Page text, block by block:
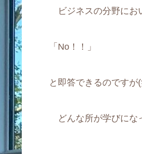
ビジネスの分野にお
「No！！」
と即答できるのですが
どんな所が学びにな